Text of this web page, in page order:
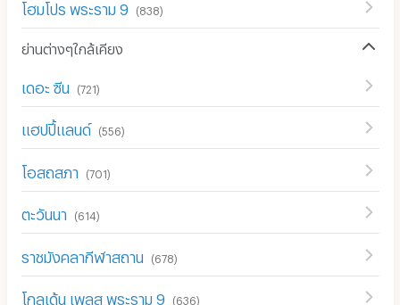
โฮมโปร พระราม 9 (838)
ย่านต่างๆใกล้เคียง
เดอะ ซีน (721)
แฮปปี้แลนด์ (556)
โอสถสภา (701)
ตะวันนา (614 )
ราชมังคลากีฬาสถาน (678)
โกลเด้น เพลส พระราม 9 (636)